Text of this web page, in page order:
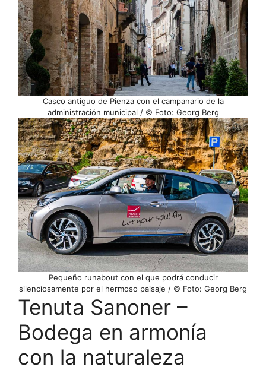
Casco antiguo de Pienza con el campanario de la
administración municipal / © Foto: Georg Berg
Pequeño runabout con el que podrá conducir
silenciosamente por el hermoso paisaje / © Foto: Georg Berg
Tenuta Sanoner –
Bodega en armonía
con la naturaleza